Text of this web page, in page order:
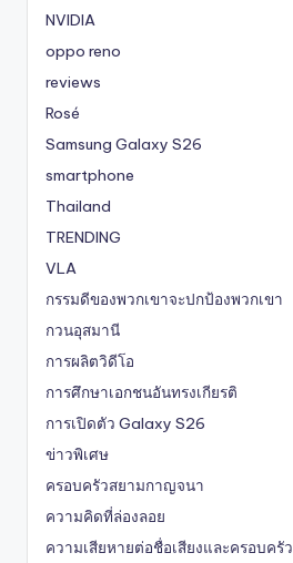
NVIDIA
oppo reno
reviews
Rosé
Samsung Galaxy S26
smartphone
Thailand
TRENDING
VLA
กรรมดีของพวกเขาจะปกป้องพวกเขา
กวนอุสมานี
การผลิตวิดีโอ
การศึกษาเอกชนอันทรงเกียรติ
การเปิดตัว Galaxy S26
ข่าวพิเศษ
ครอบครัวสยามกาญจนา
ความคิดที่ล่องลอย
ความเสียหายต่อชื่อเสียงและครอบครัว